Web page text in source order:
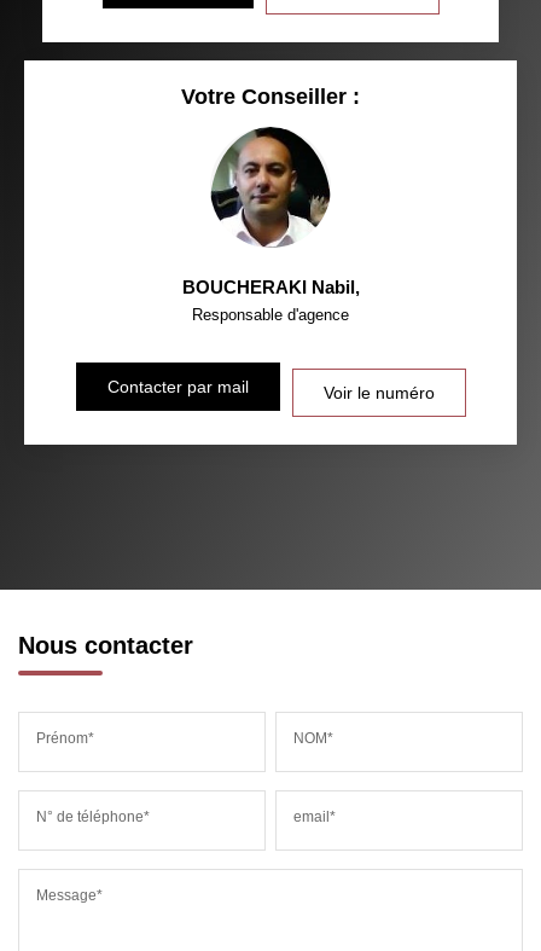
RESTAURANTS ET CAFÉS COMMERCES
Votre Conseiller :
BOUCHERAKI Nabil,
Responsable d'agence
Contacter par mail Voir le numéro
Nous contacter
Prénom* NOM*
N° de téléphone* email*
Message*